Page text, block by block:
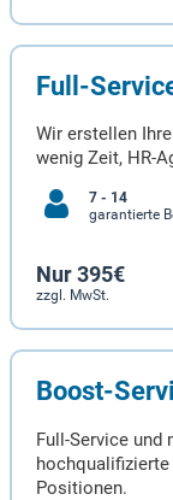
Full-
Wir erstellen
wenig Zeit, HR-
7 - 14
garantierte
Nur 395€
zzgl. MwSt.
Boost-
Full-Service und
hochqualifizierte
Positionen.